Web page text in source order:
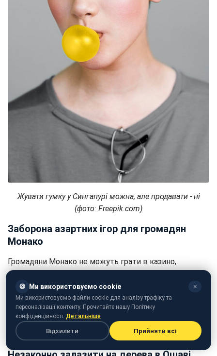
Жувати гумку у Сингапурі можна, але продавати - ні
(фото: Freepik.com)
Заборона азартних ігор для громадян
Монако
Громадяни Монако не можуть грати в казино,
оскільки закон забороняє азартні ігри в межах
князівства. Це правило було ухвалене для
забезпечення того, щоб азартні ігри залишалися
виключно туристичною атракцією. Подібні обмеження
також поширюються на співробітників казино та
військовослужбовців.
🍪 Ми використовуємо cookie ✕
Ми використовуємо файли cookie для аналізу трафіку та
персоналізації контенту. Прочитайте нашу Політику
конфіденційності. Детальніше
Відхилити Прийняти всі